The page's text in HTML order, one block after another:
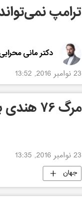
ترامپ
دکتر مانی
23 نوامبر 2016, 13:52
مرگ ۷۶ هندی به خاطر سلفی گرفتن
23 نوامبر 2016, 13:35
جهان